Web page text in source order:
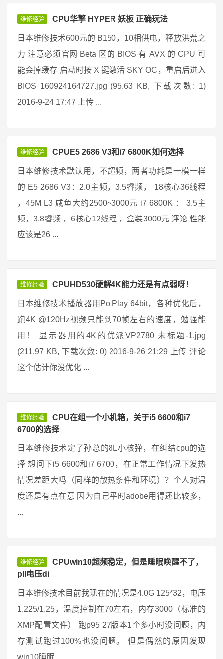
维修经验 CPU华擎 HYPER 妖板 正确玩法
日本维修技术600元的 B150，10相供电，释放洪荒之
力 注意必须官网 Beta 区的 BIOS 有 AVX 的 CPU 可
能会掉缓存 启动时按 X 键激活 SKY OC，重启后进入
BIOS 160924164727.jpg (95.63 KB, 下载次数: 1)
2016-9-24 17:47 上传 ...
维修经验 CPUE5 2686 V3和i7 6800K如何选择
日本维修技术默认用，不超频，两者功耗是一模一样
的 E5 2686 V3：2.0主频，3.5睿频， 18核心36线程
，45M L3 咸鱼大约2500~3000元 i7 6800K ： 3.5主
频，3.8睿频 ，6核心12线程 ，盒装3000元 评论 性能
应该是26 ...
维修经验 CPUHD530硬解4K能力还是有点弱呀！
日本维修技术播放器用PotPlay 64bit，各种优化后，
跑4K @120Hz视频只能到70帧左右的速度，勉强能
用！ 显示器用的4K的优派VP2780 未标题-1.jpg
(211.97 KB, 下载次数: 0) 2016-9-26 21:29 上传 评论
这个估计你没优化 ...
维修经验
CPU在组一个小机箱，关于i5 6600和i7
6700的选择
日本维修技术定了孙总的8L小核弹，在纠结cpu的选
择 想问下i5 6600和i7 6700，在正常工作情况下发热
情况差距大吗（同样的散热条件和环境）？个人对温
度还是有点在意 因为自己平时adobe用得还比较多，
...
维修经验
CPUwin10超频稳定，但是睡眠唤醒不了，
pll电压di
日本维修技术目前我现在的情况是4.0G 125*32，电压
1.225/1.25，温度控制在70左右，内存3000（标准的
XMP配置文件） 跑p95 27版本1个多小时没问题，内
存测试跑过100%也没问题。 但是偶然的原因发现
win10睡眠 ...